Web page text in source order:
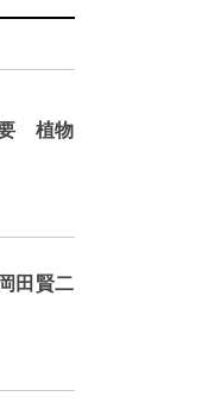
要 植物
田賢二